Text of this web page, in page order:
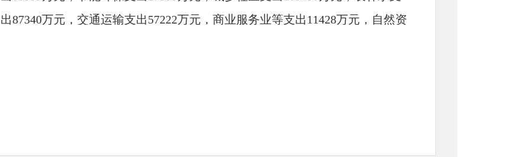
出87340万元，交通运输支出57222万元，商业服务业等支出11428万元，自然资